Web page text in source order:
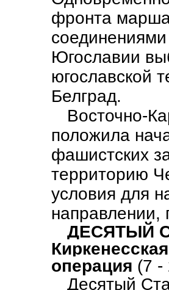
фронта
Югославии
югославской
Белград.
Восточно-
положила
фашистских
территорию
условия для
ДЕСЯТЫЙ
операция (7 -
Десятый